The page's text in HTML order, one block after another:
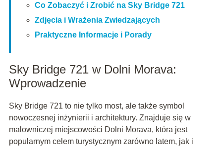
Co Zobaczyć i Zrobić na Sky Bridge 721
Zdjęcia i Wrażenia Zwiedzających
Praktyczne Informacje i Porady
Sky Bridge 721 w Dolni Morava:
Wprowadzenie
Sky Bridge 721 to nie tylko most, ale także symbol
nowoczesnej inżynierii i architektury. Znajduje się w
malowniczej miejscowości Dolni Morava, która jest
popularnym celem turystycznym zarówno latem, jak i